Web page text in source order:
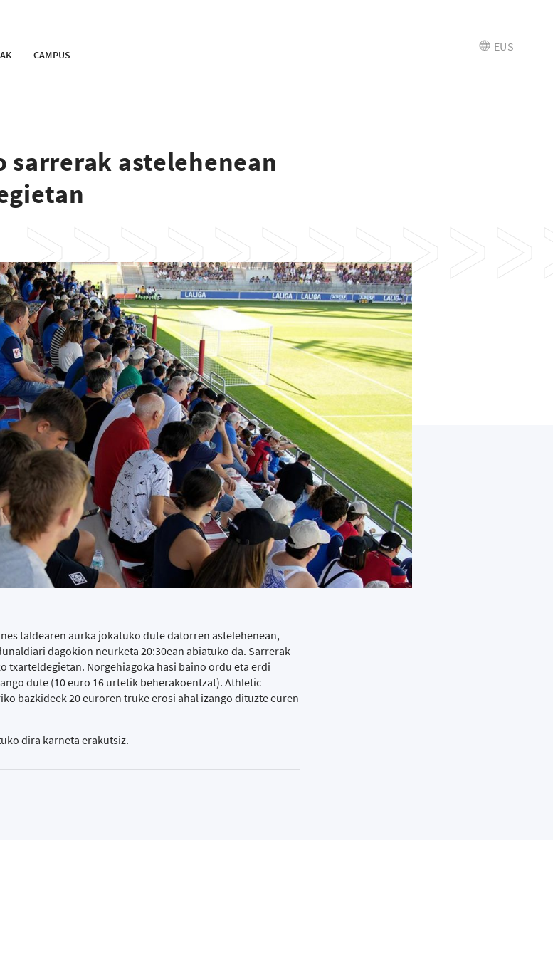
CAMPUS
EUS
sarrerak astelehenean
taldearen aurka jokatuko dute datorren astelehenean,
dagokion neurketa 20:30ean abiatuko da. Sarrerak
txarteldegietan. Norgehiagoka hasi baino ordu eta erdi
dute (10 euro 16 urtetik beherakoentzat). Athletic
bazkideek 20 euroren truke erosi ahal izango dituzte euren
dira karneta erakutsiz.